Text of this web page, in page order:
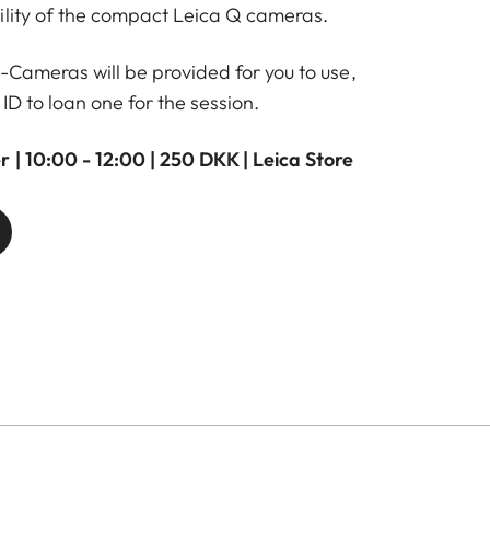
of the compact Leica Q cameras.
will be provided for you to use,
to loan one for the session.
| 10:00 - 12:00 | 250 DKK | Leica Store